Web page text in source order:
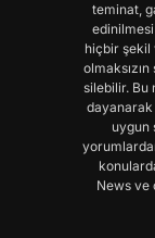
teminat,
edinilmesi
hiçbir şekil
silebilir. Bu
dayanarak
uygun
News ve